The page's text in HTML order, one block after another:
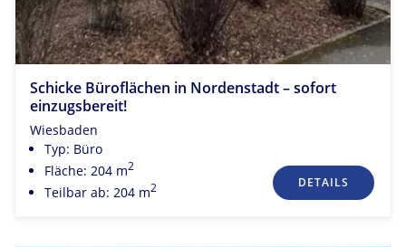
Schicke Büroflächen in Nordenstadt – sofort
einzugsbereit!
Wiesbaden
Typ: Büro
Fläche: 204 m2
Teilbar ab: 204 m2 DETAILS